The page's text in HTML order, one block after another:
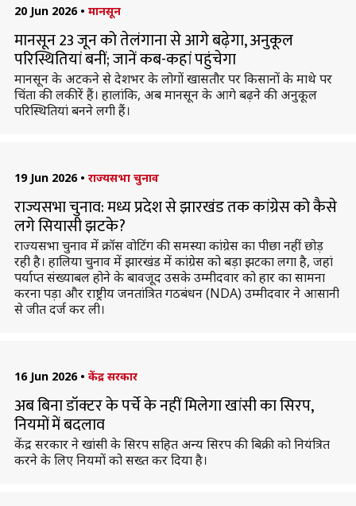
20 Jun 2026 • मानसून
मानसून 23 जून को तेलंगाना से आगे बढ़ेगा, अनुकूल
परिस्थितियां बनीं; जानें कब-कहां पहुंचेगा
मानसून के अटकने से देशभर के लोगों खासतौर पर किसानों के माथे पर
चिंता की लकीरें हैं। हालांकि, अब मानसून के आगे बढ़ने की अनुकूल
परिस्थितियां बनने लगी हैं।
19 Jun 2026 • राज्यसभा चुनाव
राज्यसभा चुनाव: मध्य प्रदेश से झारखंड तक कांग्रेस को कैसे
लगे सियासी झटके?
राज्यसभा चुनाव में क्रॉस वोटिंग की समस्या कांग्रेस का पीछा नहीं छोड़
रही है। हालिया चुनाव में झारखंड में कांग्रेस को बड़ा झटका लगा है, जहां
पर्याप्त संख्याबल होने के बावजूद उसके उम्मीदवार को हार का सामना
करना पड़ा और राष्ट्रीय जनतांत्रित गठबंधन (NDA) उम्मीदवार ने आसानी
से जीत दर्ज कर ली।
16 Jun 2026 • केंद्र सरकार
अब बिना डॉक्टर के पर्चे के नहीं मिलेगा खांसी का सिरप,
नियमों में बदलाव
केंद्र सरकार ने खांसी के सिरप सहित अन्य सिरप की बिक्री को नियंत्रित
करने के लिए नियमों को सख्त कर दिया है।